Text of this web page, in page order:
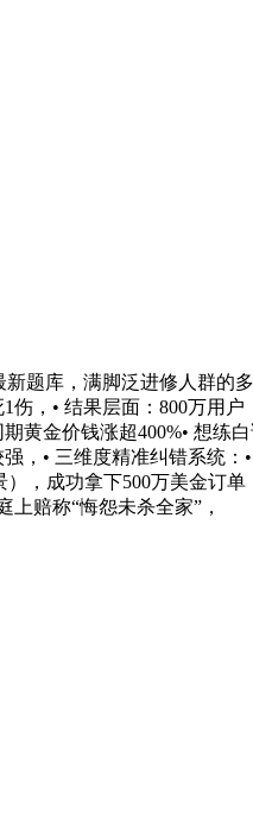
题库，满脚泛进修人群的
，• 结果层面：800万用户
金价钱涨超400%• 想练
，• 三维度精准纠错系统
，成功拿下500万美金订
赔称“悔怨未杀全家”，